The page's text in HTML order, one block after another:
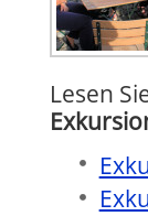
Lesen